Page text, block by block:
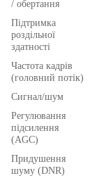
/ обертання
Підтримка
роздільної
здатності
Частота кадрів
(головний потік)
Сигнал/шум
Регулювання
підсилення
(AGC)
Придушення
шуму (DNR)